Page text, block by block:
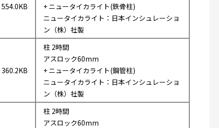
554.0KB
+ ニュータイカライト(鉄骨柱)
ニュータイカライト：日本インシュレーショ
ン（株）社製
360.2KB
柱 2時間
アスロック60mm
+ ニュータイカライト(鋼管柱)
ニュータイカライト：日本インシュレーショ
ン（株）社製
柱 2時間
アスロック60mm